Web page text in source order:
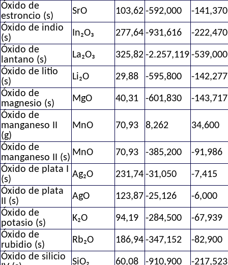
Óxido de
estroncio (s)
SrO 103,62 -592,000
-141,370
Óxido de indio
(s)
In₂O₃ 277,64 -931,616
-222,470
Óxido de
lantano (s)
La₂O₃ 325,82 -2.257,119 -539,000
Óxido de litio
(s)
Li₂O 29,88 -595,800
-142,277
Óxido de
magnesio (s)
MgO 40,31 -601,830
-143,717
Óxido de
manganeso II
(g)
MnO 70,93 8,262 34,600
Óxido de
manganeso II (s) MnO 70,93 -385,200
-91,986
Óxido de plata I
(s)
Ag₂O 231,74 -31,050
-7,415
Óxido de plata
II (s)
AgO 123,87 -25,126
-6,000
Óxido de
potasio (s)
K₂O 94,19 -284,500
-67,939
Óxido de
rubidio (s)
Rb₂O 186,94 -347,152
-82,900
Óxido de silicio
SiO₂ 60,08 -910,900
-217,523